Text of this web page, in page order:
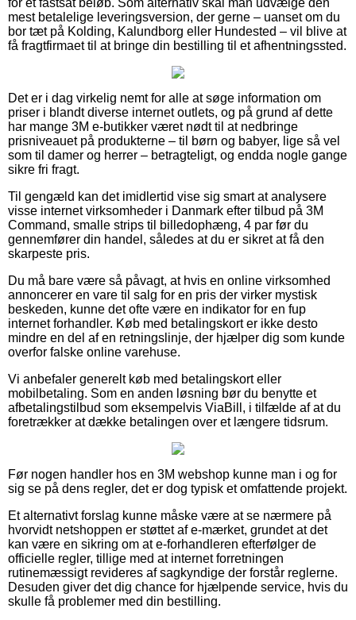
mest betalelige leveringsversion, der gerne – uanset om du
bor tæt på Kolding, Kalundborg eller Hundested – vil blive at
få fragtfirmaet til at bringe din bestilling til et afhentningssted.
Det er i dag virkelig nemt for alle at søge information om
priser i blandt diverse internet outlets, og på grund af dette
har mange 3M e-butikker været nødt til at nedbringe
prisniveauet på produkterne – til børn og babyer, lige så vel
som til damer og herrer – betragteligt, og endda nogle gange
sikre fri fragt.
Til gengæld kan det imidlertid vise sig smart at analysere
visse internet virksomheder i Danmark efter tilbud på 3M
Command, smalle strips til billedophæng, 4 par før du
gennemfører din handel, således at du er sikret at få den
skarpeste pris.
Du må bare være så påvagt, at hvis en online virksomhed
annoncerer en vare til salg for en pris der virker mystisk
beskeden, kunne det ofte være en indikator for en fup
internet forhandler. Køb med betalingskort er ikke desto
mindre en del af en retningslinje, der hjælper dig som kunde
overfor falske online varehuse.
Vi anbefaler generelt køb med betalingskort eller
mobilbetaling. Som en anden løsning bør du benytte et
afbetalingstilbud som eksempelvis ViaBill, i tilfælde af at du
foretrækker at dække betalingen over et længere tidsrum.
Før nogen handler hos en 3M webshop kunne man i og for
sig se på dens regler, det er dog typisk et omfattende projekt.
Et alternativt forslag kunne måske være at se nærmere på
hvorvidt netshoppen er støttet af e-mærket, grundet at det
kan være en sikring om at e-forhandleren efterfølger de
officielle regler, tillige med at internet forretningen
rutinemæssigt revideres af sagkyndige der forstår reglerne.
Desuden giver det dig chance for hjælpende service, hvis du
skulle få problemer med din bestilling.